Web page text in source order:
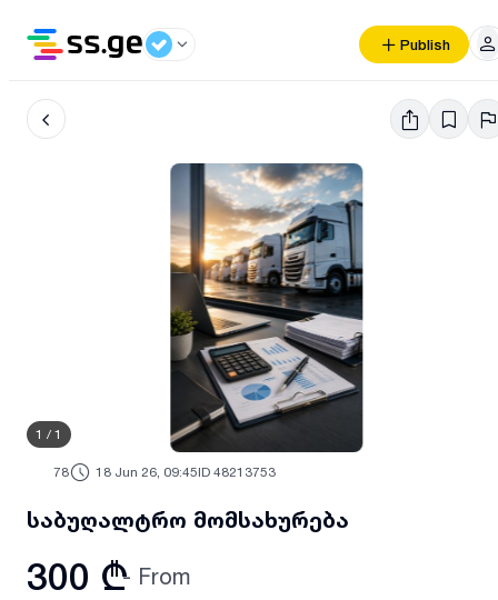
Publish
1 / 1
78 18 Jun 26, 09:45ID 48213753
საბუღალტრო მომსახურება
300 ₾- From